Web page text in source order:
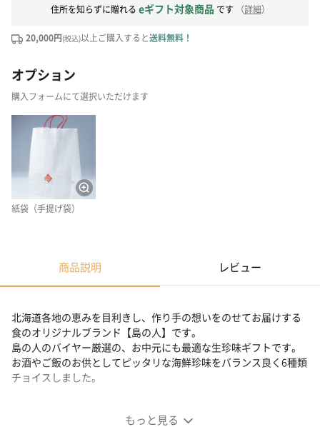
住所を知らずに贈れる eギフト対象商品 です （詳細）
20,000円(税込)以上ご購入すると送料無料！
オプション
購入フォームにて選択いただけます
紙袋（手提げ袋）
商品説明 レビュー
もっと見る
北海道各地の恵みを目利きし、作り手の想いをのせてお届けする
食のオリジナルブランド【島の人】です。
島の人のバイヤー厳選の、お中元にも最適な生珍味ギフトです。
お酒やご飯のお供としてピッタリな海鮮珍味をバランス良く6種類
チョイスしました。
いただきますと、ご希望の日程にて商品をお届け可能です。